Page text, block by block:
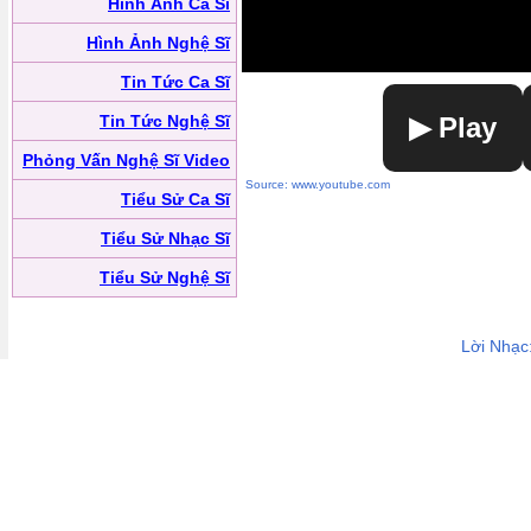
Hình Ảnh Nghệ Sĩ
Tin Tức Ca Sĩ
Tin Tức Nghệ Sĩ
Phỏng Vấn Nghệ Sĩ Video
Tiểu Sử Ca Sĩ
Tiểu Sử Nhạc Sĩ
Tiểu Sử Nghệ Sĩ
▶ Play
Source: www.youtube.com
Lời Nhạc: